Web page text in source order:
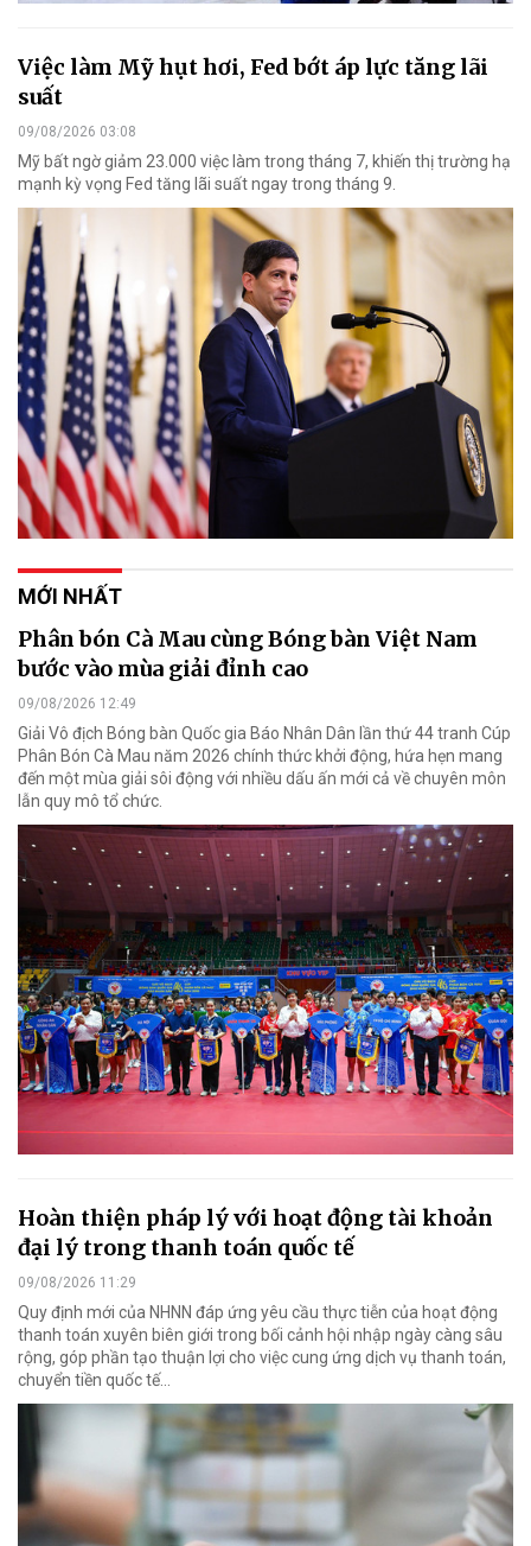
Việc làm Mỹ hụt hơi, Fed bớt áp lực tăng lãi
suất
09/08/2026 03:08
Mỹ bất ngờ giảm 23.000 việc làm trong tháng 7, khiến thị trường hạ
mạnh kỳ vọng Fed tăng lãi suất ngay trong tháng 9.
MỚI NHẤT
Phân bón Cà Mau cùng Bóng bàn Việt Nam
bước vào mùa giải đỉnh cao
09/08/2026 12:49
Giải Vô địch Bóng bàn Quốc gia Báo Nhân Dân lần thứ 44 tranh Cúp
Phân Bón Cà Mau năm 2026 chính thức khởi động, hứa hẹn mang
đến một mùa giải sôi động với nhiều dấu ấn mới cả về chuyên môn
lẫn quy mô tổ chức.
Hoàn thiện pháp lý với hoạt động tài khoản
đại lý trong thanh toán quốc tế
09/08/2026 11:29
Quy định mới của NHNN đáp ứng yêu cầu thực tiễn của hoạt động
thanh toán xuyên biên giới trong bối cảnh hội nhập ngày càng sâu
rộng, góp phần tạo thuận lợi cho việc cung ứng dịch vụ thanh toán,
chuyển tiền quốc tế...